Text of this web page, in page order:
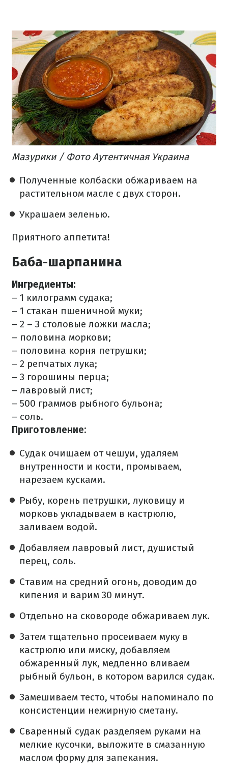
Мазурики / Фото Аутентичная Украина
Полученные колбаски обжариваем на
растительном масле с двух сторон.
Украшаем зеленью.
Приятного аппетита!
Баба-шарпанина
Ингредиенты:
– 1 килограмм судака;
– 1 стакан пшеничной муки;
– 2 – 3 столовые ложки масла;
– половина моркови;
– половина корня петрушки;
– 2 репчатых лука;
– 3 горошины перца;
– лавровый лист;
– 500 граммов рыбного бульона;
– соль.
Приготовление:
Судак очищаем от чешуи, удаляем
внутренности и кости, промываем,
нарезаем кусками.
Рыбу, корень петрушки, луковицу и
морковь укладываем в кастрюлю,
заливаем водой.
Добавляем лавровый лист, душистый
перец, соль.
Ставим на средний огонь, доводим до
кипения и варим 30 минут.
Отдельно на сковороде обжариваем лук.
Затем тщательно просеиваем муку в
кастрюлю или миску, добавляем
обжаренный лук, медленно вливаем
рыбный бульон, в котором варился судак.
Замешиваем тесто, чтобы напоминало по
консистенции нежирную сметану.
Сваренный судак разделяем руками на
мелкие кусочки, выложите в смазанную
маслом форму для запекания.